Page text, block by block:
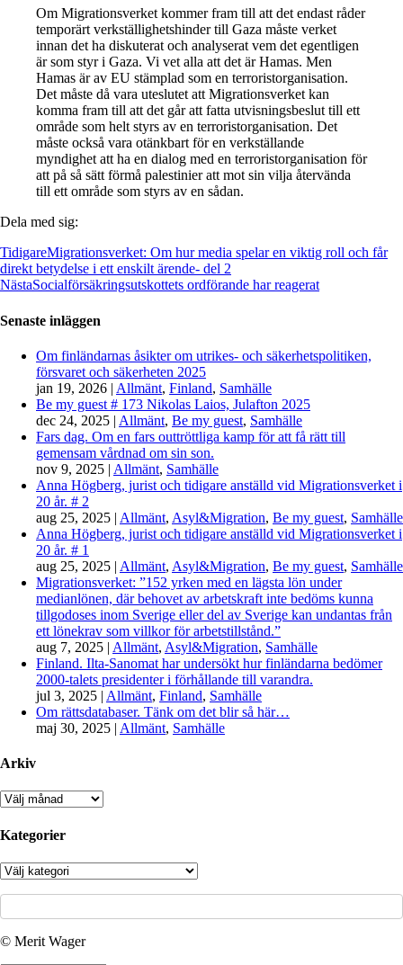
Om Migrationsverket kommer fram till att det endast råder
temporärt verkställighetshinder till Gaza måste verket
innan det ha diskuterat och analyserat vem det egentligen
är som styr i Gaza. Vi vet alla att det är Hamas. Men
Hamas är av EU stämplad som en terroristorganisation.
Det måste då vara uteslutet att Migrationsverket kan
komma fram till att det går att fatta utvisningsbeslut till ett
område som helt styrs av en terroristorganisation. Det
måste också vara otänkbart för en verkställande
myndighet att ha en dialog med en terroristorganisation för
att på så sätt förmå palestinier att mot sin vilja återvända
till ett område som styrs av en sådan.
Dela med sig:
TidigareMigrationsverket: Om hur media spelar en viktig roll och får
direkt betydelse i ett enskilt ärende- del 2
NästaSocialförsäkringsutskottets ordförande har reagerat
Senaste inläggen
Om finländarnas åsikter om utrikes- och säkerhetspolitiken,
försvaret och säkerheten 2025
jan 19, 2026 | Allmänt, Finland, Samhälle
Be my guest # 173 Nikolas Laios, Julafton 2025
dec 24, 2025 | Allmänt, Be my guest, Samhälle
Fars dag. Om en fars outtröttliga kamp för att få rätt till
gemensam vårdnad om sin son.
nov 9, 2025 | Allmänt, Samhälle
Anna Högberg, jurist och tidigare anställd vid Migrationsverket i
20 år. # 2
aug 25, 2025 | Allmänt, Asyl&Migration, Be my guest, Samhälle
Anna Högberg, jurist och tidigare anställd vid Migrationsverket i
20 år. # 1
aug 25, 2025 | Allmänt, Asyl&Migration, Be my guest, Samhälle
Migrationsverket: ”152 yrken med en lägsta lön under
medianlönen, där behovet av arbetskraft inte bedöms kunna
tillgodoses inom Sverige eller del av Sverige kan undantas från
ett lönekrav som villkor för arbetstillstånd.”
aug 7, 2025 | Allmänt, Asyl&Migration, Samhälle
Finland. Ilta-Sanomat har undersökt hur finländarna bedömer
2000-talets presidenter i förhållande till varandra.
jul 3, 2025 | Allmänt, Finland, Samhälle
Om rättsdatabaser. Tänk om det blir så här…
maj 30, 2025 | Allmänt, Samhälle
Arkiv
Arkiv
Kategorier
Kategorier
© Merit Wager